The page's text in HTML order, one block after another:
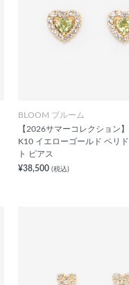
BLOOM ブルーム
【2026サマーコレクション
K10 イエローゴールド ペリ
ト ピアス
¥38,500 (税込)